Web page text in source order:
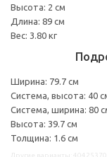
Высота: 2 см
Длина: 89 см
Вес: 3.80 кг
Ширина: 79.7 см
Система, высота: 40
Система, ширина: 80
Высота: 39.7 см
Толщина: 1.6 см